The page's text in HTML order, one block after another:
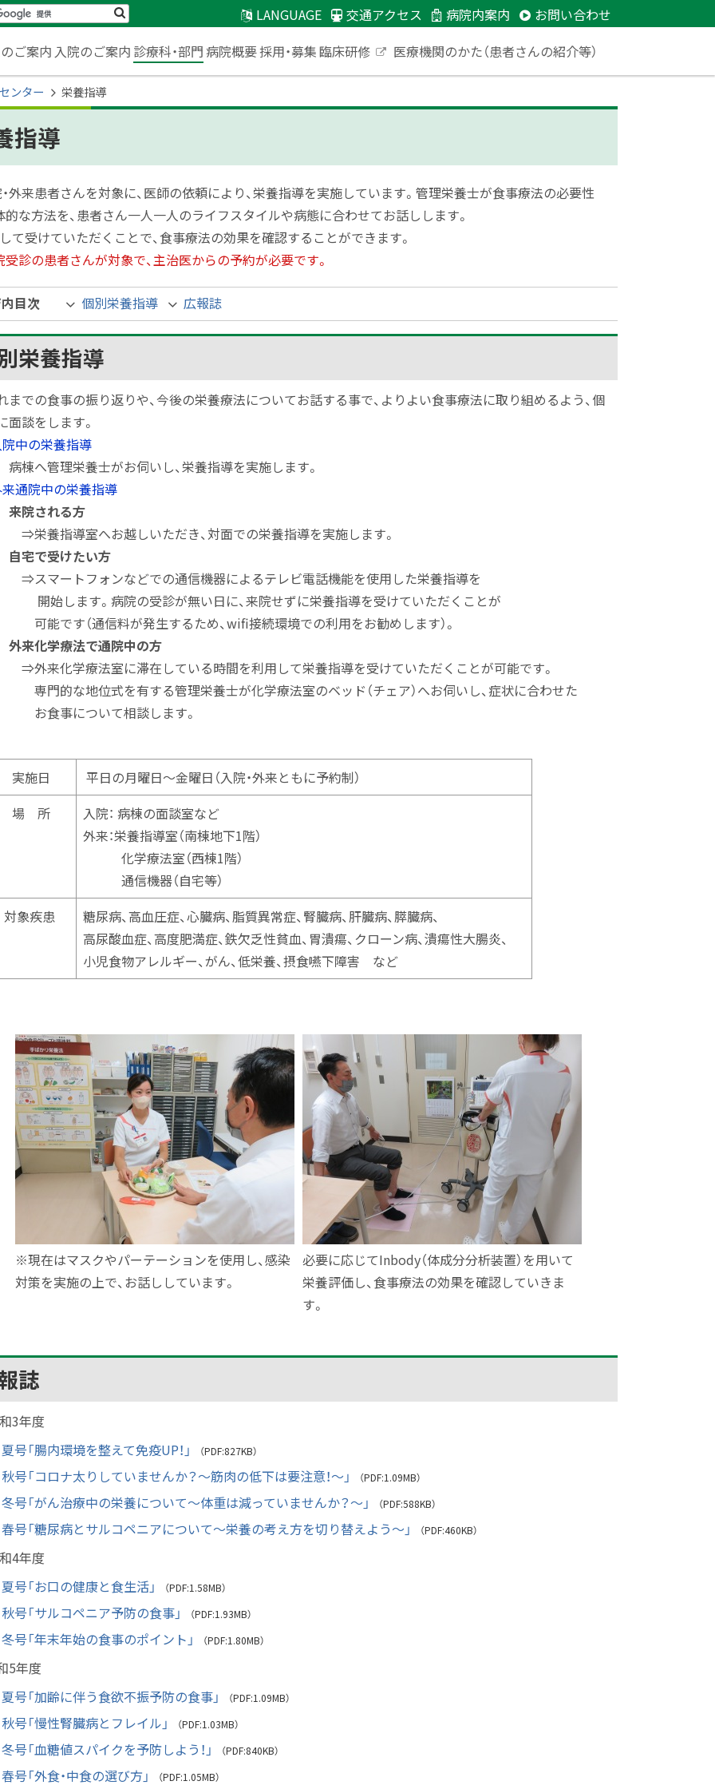
索
LANGUAGE 交通アクセス 病院内案内 お問い合わせ
ご案内 入院のご案内 診療科・部門病院概要採用・募集臨床研修
部
イ
医療機関のかた（患者さんの紹介等）
ンター 栄養指導
指導
・外来患者さんを対象に、医師の依頼により、栄養指導を実施しています。管理栄養士が食事療法の必要性
的な方法を、患者さん一人一人のライフスタイルや病態に合わせてお話しします。
して受けていただくことで、食事療法の効果を確認することができます。
診の患者さんが対象で、主治医からの予約が必要です。
目次 個別栄養指導 広報誌
栄養指導
までの食事の振り返りや、今後の栄養療法についてお話する事で、よりよい食事療法に取り組めるよう、個
面談をします。
中の栄養指導
棟へ管理栄養士がお伺いし、栄養指導を実施します。
通院中の栄養指導
来院される方
養指導室へお越しいただき、対面での栄養指導を実施します。
自宅で受けたい方
マートフォンなどでの通信機器によるテレビ電話機能を使用した栄養指導を
始します。病院の受診が無い日に、来院せずに栄養指導を受けていただくことが
能です（通信料が発生するため、wifi接続環境での利用をお勧めします）。
外来化学療法で通院中の方
来化学療法室に滞在している時間を利用して栄養指導を受けていただくことが可能です。
門的な地位式を有する管理栄養士が化学療法室のベッド（チェア）へお伺いし、症状に合わせた
食事について相談します。
実施日
平日の月曜日～金曜日（入院・外来ともに予約制）
場 所
入院： 病棟の面談室など
外来：栄養指導室（南棟地下1階）
化学療法室（西棟1階）
通信機器（自宅等）
対象疾患
糖尿病、高血圧症、心臓病、脂質異常症、腎臓病、肝臓病、膵臓病、
高尿酸血症、高度肥満症、鉄欠乏性貧血、胃潰瘍、クローン病、潰瘍性大腸炎、
小児食物アレルギー、がん、低栄養、摂食嚥下障害 など
※現在はマスクやパーテーションを使用し、感染
対策を実施の上で、お話ししています。
必要に応じてInbody（体成分分析装置）を用いて
栄養評価し、食事療法の効果を確認していきま
す。
誌
3年度
夏号「腸内環境を整えて免疫UP！」 （PDF:827KB）
秋号「コロナ太りしていませんか？～筋肉の低下は要注意！～」 （PDF:1.09MB）
冬号「がん治療中の栄養について～体重は減っていませんか？～」 （PDF:588KB）
春号「糖尿病とサルコペニアについて～栄養の考え方を切り替えよう～」 （PDF:460KB）
4年度
夏号「お口の健康と食生活」 （PDF:1.58MB）
秋号「サルコペニア予防の食事」 （PDF:1.93MB）
冬号「年末年始の食事のポイント」 （PDF:1.80MB）
5年度
夏号「加齢に伴う食欲不振予防の食事」 （PDF:1.09MB）
秋号「慢性腎臓病とフレイル」 （PDF:1.03MB）
冬号「血糖値スパイクを予防しよう！」 （PDF:840KB）
春号「外食・中食の選び方」 （PDF:1.05MB）